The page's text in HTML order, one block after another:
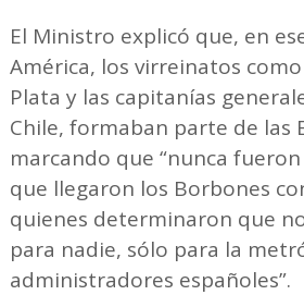
El Ministro explicó que, en
América, los virreinatos
Plata y las capitanías
Chile, formaban parte de las
marcando que “nunca
que llegaron los Borbones
quienes determinaron que
para nadie, sólo para la
administradores españoles”.